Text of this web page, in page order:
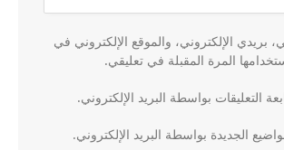
الإلكتروني، والموقع الإلكتروني في
المرة المقبلة في تعليقي.
التعليقات بواسطة البريد الإلكتروني.
الجديدة بواسطة البريد الإلكتروني.